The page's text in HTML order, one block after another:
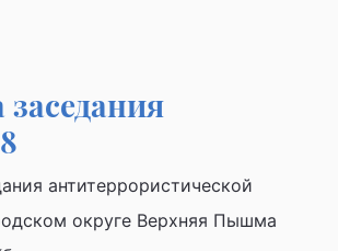
антитеррористической
округе Верхняя Пышма